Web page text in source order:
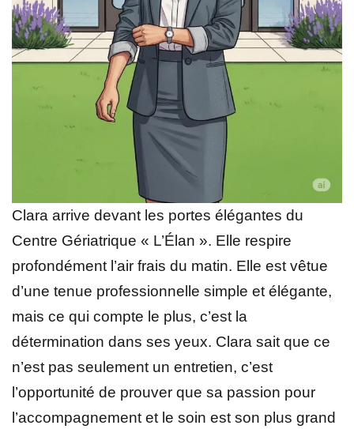
Clara arrive devant les portes élégantes du
Centre Gériatrique « L’Élan ». Elle respire
profondément l’air frais du matin. Elle est vêtue
d’une tenue professionnelle simple et élégante,
mais ce qui compte le plus, c’est la
détermination dans ses yeux. Clara sait que ce
n’est pas seulement un entretien, c’est
l’opportunité de prouver que sa passion pour
l’accompagnement et le soin est son plus grand